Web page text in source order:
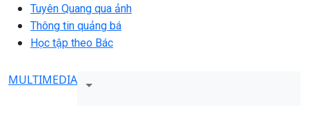
Tuyên Quang qua ảnh
Thông tin quảng bá
Học tập theo Bác
MULTIMEDIA